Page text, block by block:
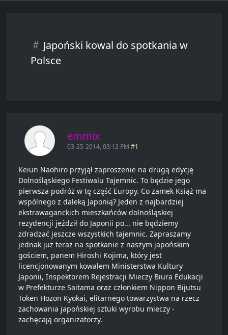
Japoński kowal do spotkania w
Polsce
emmix
03-25-2014, 03:12 PM #1
Keiun Naohiro przyjął zaproszenie na drugą edycję
Dolnośląskiego Festiwalu Tajemnic. To będzie jego
pierwsza podróż w tę część Europy. Co zamek Książ ma
wspólnego z daleką Japonią? Jeden z najbardziej
ekstrawaganckich mieszkańców dolnośląskiej
rezydencji jeździł do Japonii po... nie będziemy
zdradzać jeszcze wszystkich tajemnic. Zapraszamy
jednak już teraz na spotkanie z naszym japońskim
gościem, panem Hiroshi Kojima, który jest
licencjonowanym kowalem Ministerstwa Kultury
Japonii, Inspektorem Rejestracji Mieczy Biura Edukacji
w Prefekturze Saitama oraz członkiem Nippon Bijutsu
Token Hozon Kyokai, elitarnego towarzystwa na rzecz
zachowania japońskiej sztuki wyrobu mieczy -
zachęcają organizatorzy.